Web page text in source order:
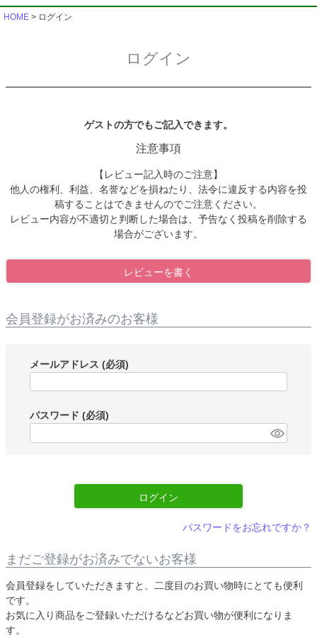
HOME ログイン
ログイン
ゲストの方でもご記入できます。
注意事項
【レビュー記入時のご注意】
他人の権利、利益、名誉などを損ねたり、法令に違反する内容を投
稿することはできませんのでご注意ください。
レビュー内容が不適切と判断した場合は、予告なく投稿を削除する
場合がございます。
レビューを書く
会員登録がお済みのお客様
メールアドレス (必須)
パスワード (必須)
ログイン
パスワードをお忘れですか？
まだご登録がお済みでないお客様
会員登録をしていただきますと、二度目のお買い物時にとても便利
です。
お気に入り商品をご登録いただけるなどお買い物が便利になりま
す。